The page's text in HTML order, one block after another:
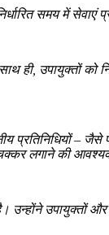
समय में सेवाएं
उपायुक्तों को
प्रतिनिधियों – जैसे
लगाने की
उन्होंने उपायुक्तों